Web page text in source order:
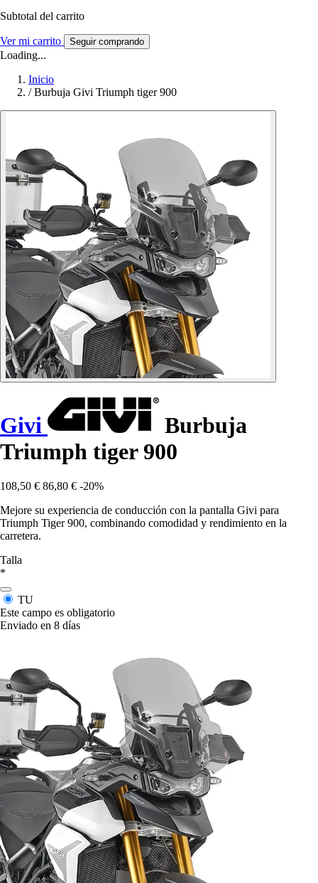
Subtotal del carrito
Ver mi carrito Seguir comprando
Loading...
Inicio
/ Burbuja Givi Triumph tiger 900
Givi
Burbuja
Triumph tiger 900
108,50 € 86,80 € -20%
Mejore su experiencia de conducción con la pantalla Givi para
Triumph Tiger 900, combinando comodidad y rendimiento en la
carretera.
Talla
*
TU
Este campo es obligatorio
Enviado en 8 días